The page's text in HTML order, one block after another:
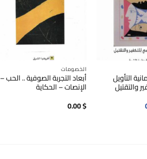
التأويل
والتقتيل
السعر
الحالي
الخصومات
أبعاد التجربة الصوفية .. الحب –
الإنصات – الحكاية
0.00$